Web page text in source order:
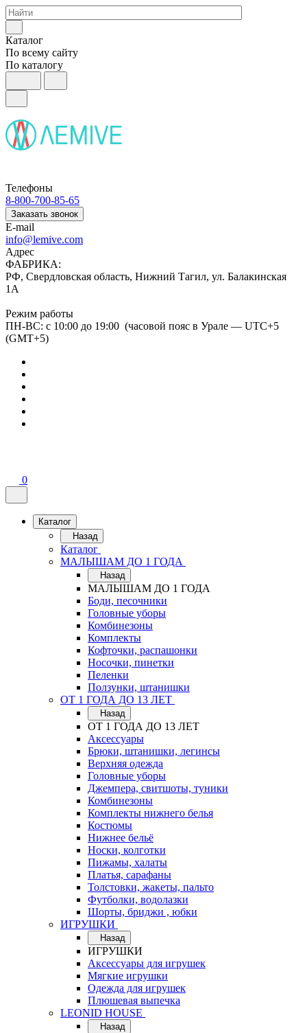
Каталог
По всему сайту
По каталогу
Телефоны
8-800-700-85-65
Заказать звонок
E-mail
info@lemive.com
Адрес
ФАБРИКА:
РФ, Свердловская область, Нижний Тагил, ул. Балакинская
1А
Режим работы
ПН-ВС: с 10:00 до 19:00 (часовой пояс в Урале — UTC+5
(GMT+5)
0
Каталог
Назад
Каталог
МАЛЫШАМ ДО 1 ГОДА
Назад
МАЛЫШАМ ДО 1 ГОДА
Боди, песочники
Головные уборы
Комбинезоны
Комплекты
Кофточки, распашонки
Носочки, пинетки
Пеленки
Ползунки, штанишки
ОТ 1 ГОДА ДО 13 ЛЕТ
Назад
ОТ 1 ГОДА ДО 13 ЛЕТ
Аксессуары
Брюки, штанишки, легинсы
Верхняя одежда
Головные уборы
Джемпера, свитшоты, туники
Комбинезоны
Комплекты нижнего белья
Костюмы
Нижнее бельё
Носки, колготки
Пижамы, халаты
Платья, сарафаны
Толстовки, жакеты, пальто
Футболки, водолазки
Шорты, бриджи , юбки
ИГРУШКИ
Назад
ИГРУШКИ
Аксессуары для игрушек
Мягкие игрушки
Одежда для игрушек
Плюшевая выпечка
LEONID HOUSE
Назад